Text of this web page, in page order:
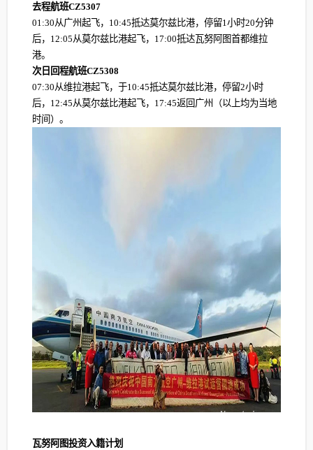
去程航班CZ5307
01:30从广州起飞，10:45抵达莫尔兹比港，停留1小时20分钟
后，12:05从莫尔兹比港起飞，17:00抵达瓦努阿图首都维拉
港。
次日回程航班CZ5308
07:30从维拉港起飞，于10:45抵达莫尔兹比港，停留2小时
后，12:45从莫尔兹比港起飞，17:45返回广州（以上均为当地
时间）。
瓦努阿图投资入籍计划